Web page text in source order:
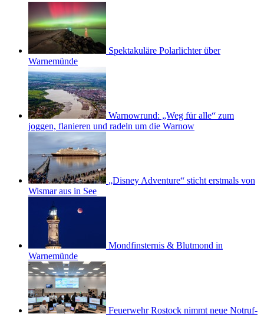
Spektakuläre Polarlichter über
Warnemünde
Warnowrund: „Weg für alle“ zum
joggen, flanieren und radeln um die Warnow
„Disney Adventure“ sticht erstmals von
Wismar aus in See
Mondfinsternis & Blutmond in
Warnemünde
Feuerwehr Rostock nimmt neue Notruf-